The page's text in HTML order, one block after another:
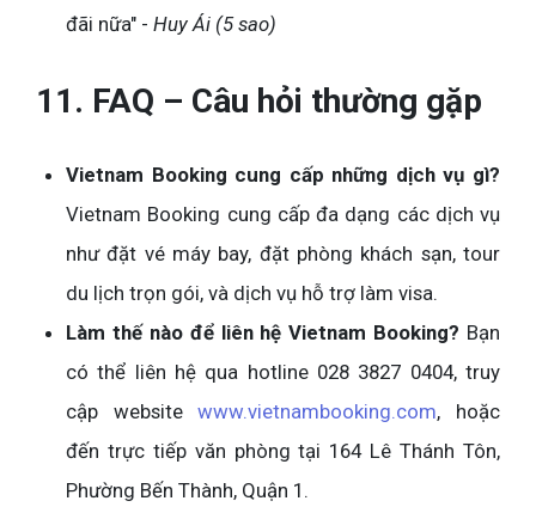
đãi nữa" - Huy Ái (5 sao)
11. FAQ – Câu hỏi thường gặp
Vietnam Booking cung cấp những dịch vụ gì?
Vietnam Booking cung cấp đa dạng các dịch vụ
như đặt vé máy bay, đặt phòng khách sạn, tour
du lịch trọn gói, và dịch vụ hỗ trợ làm visa.
Làm thế nào để liên hệ Vietnam Booking? Bạn
có thể liên hệ qua hotline 028 3827 0404, truy
cập websitewww.vietnambooking.com, hoặc
đến trực tiếp văn phòng tại 164 Lê Thánh Tôn,
Phường Bến Thành, Quận 1.